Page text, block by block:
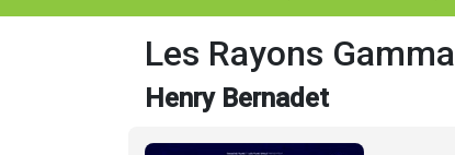
Les Rayons Gamma
Henry Bernadet